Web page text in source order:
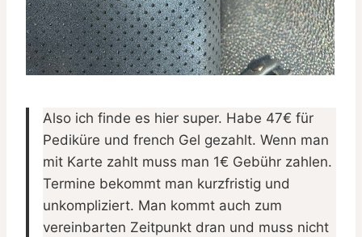
Also ich finde es hier super. Habe 47€ für
Pediküre und french Gel gezahlt. Wenn man
mit Karte zahlt muss man 1€ Gebühr zahlen.
Termine bekommt man kurzfristig und
unkompliziert. Man kommt auch zum
vereinbarten Zeitpunkt dran und muss nicht